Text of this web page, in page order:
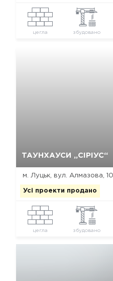
цегла збудовано
ТАУНХАУСИ „СІРІУС“
м. Луцьк, вул. Алмазова, 10
Усі проекти продано
цегла збудовано